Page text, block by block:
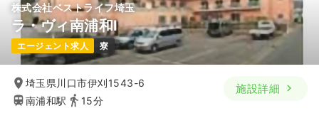
株式会社ベストライフ埼玉
ラ・ヴィ南浦和Ⅰ
エージェント求人 寮
埼玉県川口市伊刈1543-6
南浦和駅
15分
施設詳細